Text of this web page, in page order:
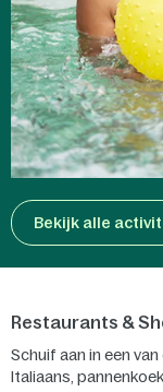
Bekijk alle
Restaurants &
Schuif aan in een
Italiaans,